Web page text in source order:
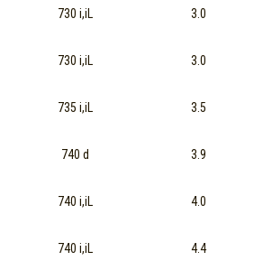
730 i,iL 3.0
730 i,iL 3.0
735 i,iL 3.5
740 d 3.9
740 i,iL 4.0
740 i,iL 4.4